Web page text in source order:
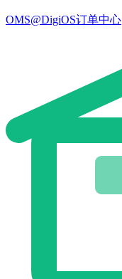
OMS@DigiOS订单中心